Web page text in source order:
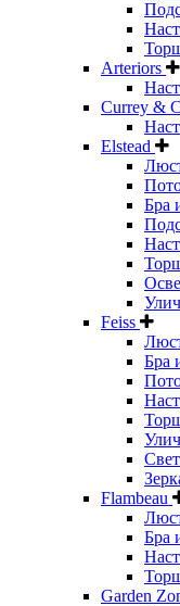
Arteriors
Currey &
Elstead
Бра
Feiss
Бра
Flambeau
Бра
Garden